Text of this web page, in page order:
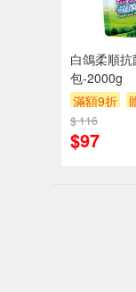
白鴿柔順
包-2000g
滿額9折
$ 116
$97